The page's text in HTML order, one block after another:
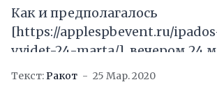
Как и предполагалось
[https://applespbevent.ru/
vyjdet-24-marta/], вечером 24
выпустила новые версии своих
Текст:Ракот 25 Мар. 2020